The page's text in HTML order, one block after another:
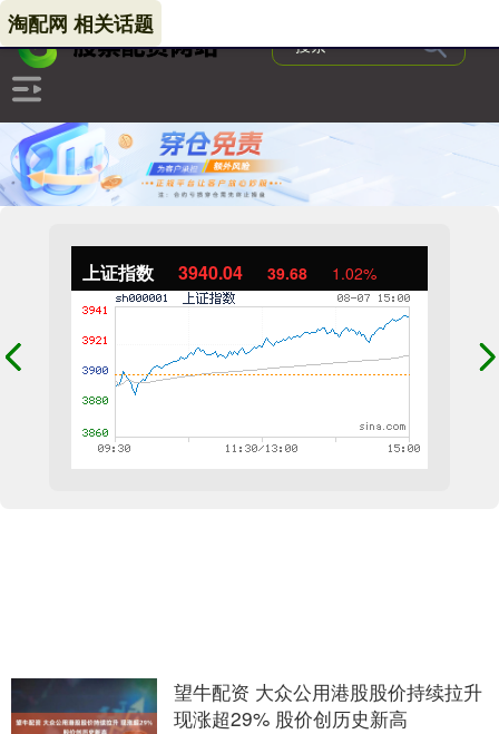
上证指数 3940.04 39.68 1.02%
淘配网 相关话题
望牛配资 大众公用港股股价持续拉升
现涨超29% 股价创历史新高